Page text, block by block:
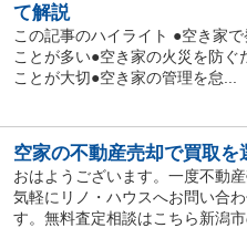
て解説
この記事のハイライト ●空き家
ことが多い●空き家の火災を防ぐ
ことが大切●空き家の管理を怠...
空家の不動産売却で買取を
おはようございます。一度不動
気軽にリノ・ハウスへお問い合
す。無料査定相談はこちら新潟